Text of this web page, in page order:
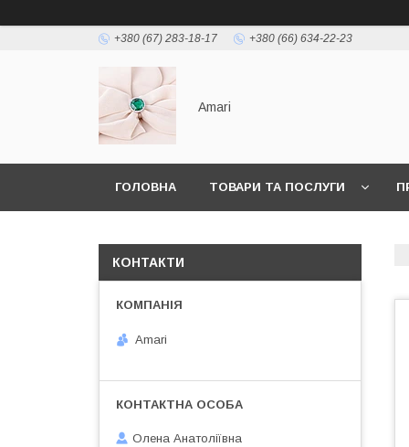
+380 (67) 283-18-17 +380 (66) 634-22-23
Amari
ГОЛОВНА ТОВАРИ ТА ПОСЛУГИ
КОНТАКТИ
Amari
Олена Анатоліївна